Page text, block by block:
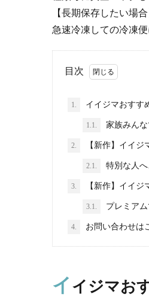
【長期保存したい場合
急速冷凍しての冷凍
目次
1. イイジマおすす
1.1. 家族みん
2. 【新作】イイジ
2.1. 特別な人
3. 【新作】イイジ
3.1. プレミア
4. お問い合わせは
イ イジマお